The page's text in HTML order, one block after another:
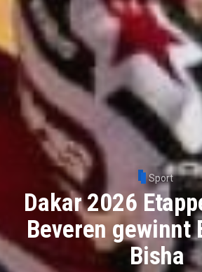
Sport
Dakar 2026
Beveren gewinnt
Bisha